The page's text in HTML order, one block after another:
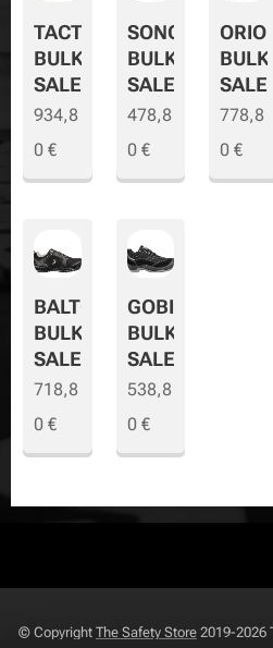
TACTIC
BULK
SALE
934,8
0 €
SONORA
BULK
SALE
478,8
0€
ORION
BULK
SALE
778,8
0 €
BALTO
BULK
SALE
718,8
0 €
GOBI
BULK
SALE
538,8
0€
© Copyright The Safety Store 2019-2026